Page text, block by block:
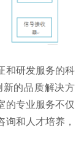
和研发服务的科
的品质解决方
的专业服务不仅
和人才培养，